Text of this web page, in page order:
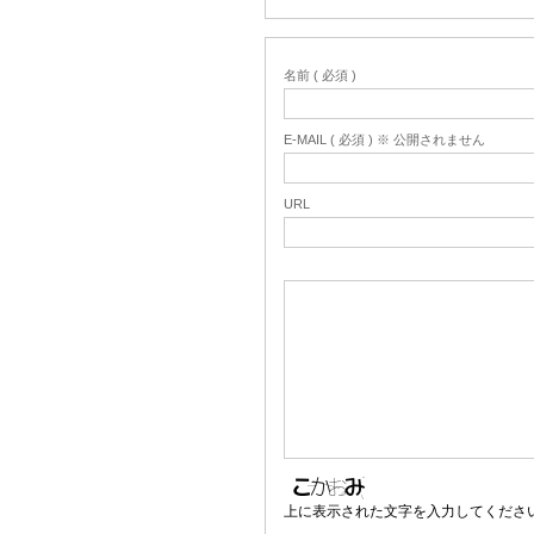
名前 ( 必須 )
E-MAIL ( 必須 ) ※ 公開されません
URL
上に表示された文字を入力してくださ